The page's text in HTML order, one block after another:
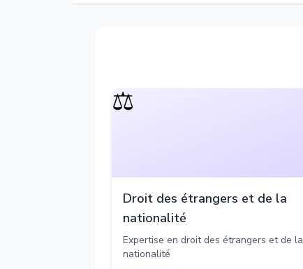
⚖️
Droit des étrangers et de la
nationalité
Expertise en droit des étrangers et de la
nationalité